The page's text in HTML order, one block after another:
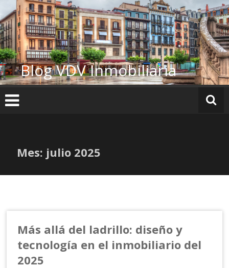
al
contenido
Blog VDV Inmobiliaria
Mes: julio 2025
Más allá del ladrillo: diseño y
tecnología en el inmobiliario del
2025